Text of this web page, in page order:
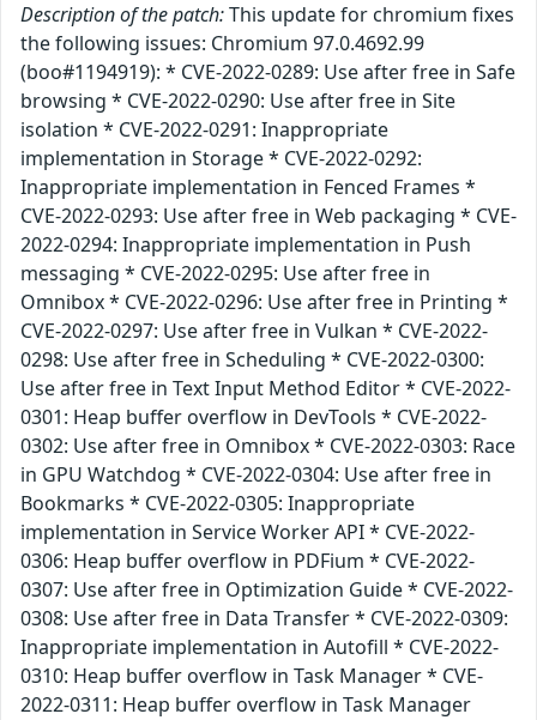
Description of the patch:This update for chromium fixes
the following issues: Chromium 97.0.4692.99
(boo#1194919): * CVE-2022-0289: Use after free in Safe
browsing * CVE-2022-0290: Use after free in Site
isolation * CVE-2022-0291: Inappropriate
implementation in Storage * CVE-2022-0292:
Inappropriate implementation in Fenced Frames *
CVE-2022-0293: Use after free in Web packaging * CVE-
2022-0294: Inappropriate implementation in Push
messaging * CVE-2022-0295: Use after free in
Omnibox * CVE-2022-0296: Use after free in Printing *
CVE-2022-0297: Use after free in Vulkan * CVE-2022-
0298: Use after free in Scheduling * CVE-2022-0300:
Use after free in Text Input Method Editor * CVE-2022-
0301: Heap buffer overflow in DevTools * CVE-2022-
0302: Use after free in Omnibox * CVE-2022-0303: Race
in GPU Watchdog * CVE-2022-0304: Use after free in
Bookmarks * CVE-2022-0305: Inappropriate
implementation in Service Worker API * CVE-2022-
0306: Heap buffer overflow in PDFium * CVE-2022-
0307: Use after free in Optimization Guide * CVE-2022-
0308: Use after free in Data Transfer * CVE-2022-0309:
Inappropriate implementation in Autofill * CVE-2022-
0310: Heap buffer overflow in Task Manager * CVE-
2022-0311: Heap buffer overflow in Task Manager